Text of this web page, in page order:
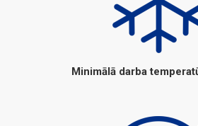
Minimālā darba